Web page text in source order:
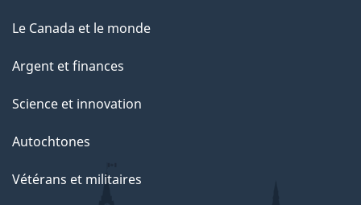
Le Canada et le monde
Argent et finances
Science et innovation
Autochtones
Vétérans et militaires